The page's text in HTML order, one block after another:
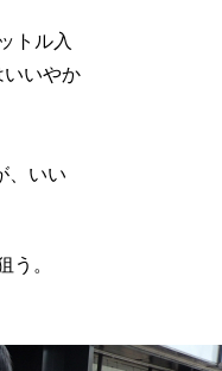
トル入
いいやか
、いい